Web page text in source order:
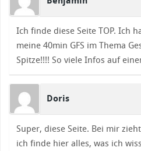
Ich finde diese Seite TOP. Ich
meine 40min GFS im Thema
Spitze!!!! So viele Infos auf
Doris
Super, diese Seite. Bei mir
ich finde hier alles, was ich